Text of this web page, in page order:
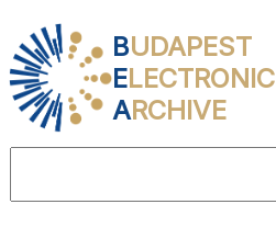
BUDAPEST
ELECTRONIC
ARCHIVE